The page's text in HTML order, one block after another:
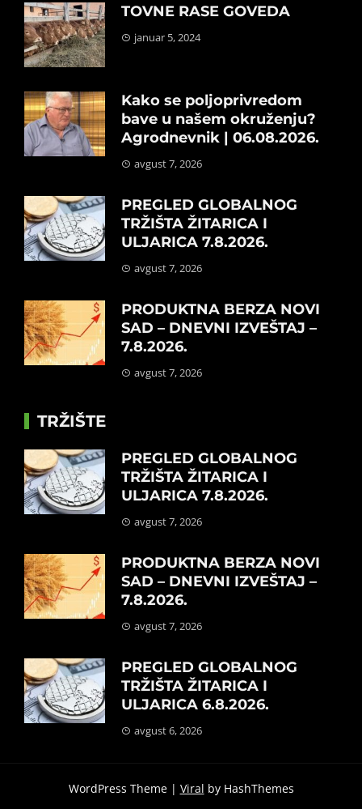
TOVNE RASE GOVEDA
januar 5, 2024
Kako se poljoprivredom
bave u našem okruženju?
Agrodnevnik | 06.08.2026.
avgust 7, 2026
PREGLED GLOBALNOG
TRŽIŠTA ŽITARICA I
ULJARICA 7.8.2026.
avgust 7, 2026
PRODUKTNA BERZA NOVI
SAD – DNEVNI IZVEŠTAJ –
7.8.2026.
avgust 7, 2026
TRŽIŠTE
PREGLED GLOBALNOG
TRŽIŠTA ŽITARICA I
ULJARICA 7.8.2026.
avgust 7, 2026
PRODUKTNA BERZA NOVI
SAD – DNEVNI IZVEŠTAJ –
7.8.2026.
avgust 7, 2026
PREGLED GLOBALNOG
TRŽIŠTA ŽITARICA I
ULJARICA 6.8.2026.
avgust 6, 2026
WordPress Theme | Viral by HashThemes